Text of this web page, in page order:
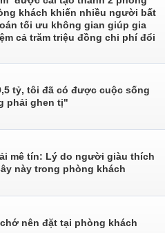
khách khiến nhiều người bất
tối ưu không gian giúp gia
cả trăm triệu đồng chi phí đổi
tỷ, tôi đã có được cuộc sống
phải ghen tị"
mê tín: Lý do người giàu thích
này trong phòng khách
nên đặt tại phòng khách